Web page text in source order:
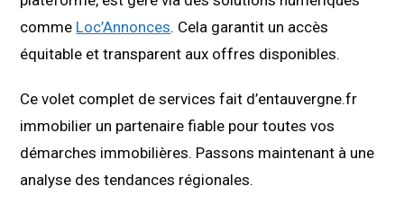
comme Loc’Annonces. Cela garantit un accès
équitable et transparent aux offres disponibles.
Ce volet complet de services fait d’entauvergne.fr
immobilier un partenaire fiable pour toutes vos
démarches immobilières. Passons maintenant à une
analyse des tendances régionales.